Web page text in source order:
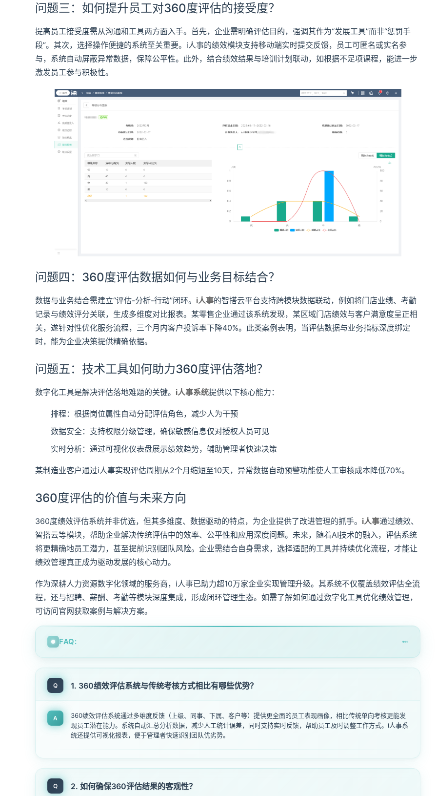
问题三：如何提升员工对360度评估的接受度？
提高员工接受度需从沟通和工具两方面入手。首先，企业需明确评估目的，强调其作为“发展工具”而非“惩罚手
段”。其次，选择操作便捷的系统至关重要。i人事的绩效模块支持移动端实时提交反馈，员工可匿名或实名参
与，系统自动屏蔽异常数据，保障公平性。此外，结合绩效结果与培训计划联动，如根据不足项课程，能进一步
激发员工参与积极性。
问题四：360度评估数据如何与业务目标结合？
数据与业务结合需建立“评估-分析-行动”闭环。 i人事的智搭云平台支持跨模块数据联动，例如将门店业绩、考勤
记录与绩效评分关联，生成多维度对比报表。某零售企业通过该系统发现，某区域门店绩效与客户满意度呈正相
关，遂针对性优化服务流程，三个月内客户投诉率下降40%。此类案例表明，当评估数据与业务指标深度绑定
时，能为企业决策提供精确依据。
问题五：技术工具如何助力360度评估落地？
数字化工具是解决评估落地难题的关键。 i人事系统提供以下核心能力：
排程：根据岗位属性自动分配评估角色，减少人为干预
数据安全：支持权限分级管理，确保敏感信息仅对授权人员可见
实时分析：通过可视化仪表盘展示绩效趋势，辅助管理者快速决策
某制造业客户通过i人事实现评估周期从2个月缩短至10天，异常数据自动预警功能使人工审核成本降低70%。
360度评估的价值与未来方向
360度绩效评估系统并非优选，但其多维度、数据驱动的特点，为企业提供了改进管理的抓手。 i人事通过绩效、
智搭云等模块，帮助企业解决传统评估中的效率、公平性和应用深度问题。未来，随着AI技术的融入，评估系统
将更精确地员工潜力，甚至提前识别团队风险。企业需结合自身需求，选择适配的工具并持续优化流程，才能让
绩效管理真正成为驱动发展的核心动力。
作为深耕人力资源数字化领域的服务商，i人事已助力超10万家企业实现管理升级。其系统不仅覆盖绩效评估全流
程，还与招聘、薪酬、考勤等模块深度集成，形成闭环管理生态。如需了解如何通过数字化工具优化绩效管理，
可访问官网获取案例与解决方案。
FAQ:
Q 1. 360绩效评估系统与传统考核方式相比有哪些优势？
A
360绩效评估系统通过多维度反馈（上级、同事、下属、客户等）提供更全面的员工表现画像，相比传统单向考核更能发
现员工潜在能力。系统自动汇总分析数据，减少人工统计误差，同时支持实时反馈，帮助员工及时调整工作方式。i人事系
统还提供可视化报表，便于管理者快速识别团队优劣势。
Q 2. 如何确保360评估结果的客观性？